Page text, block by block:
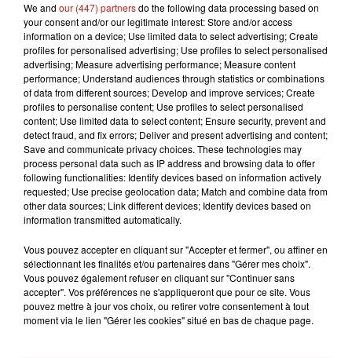
— Tours&moi (@villedetours)November 14, 2019
Musique
7 août 2026
Julien Lieb s’essaye à la vie de chatelain
dans son nouveau clip
7 août 2026
Madonna sort enfin le remix de « Love
Sensation » avec Kylie Minogue
We and our (447) partnersdo the following data processing based on
your consent and/or our legitimate interest: Store and/or access
information on a device; Use limited data to select advertising; Create
profiles for personalised advertising; Use profiles to select personalised
advertising; Measure advertising performance; Measure content
performance; Understand audiences through statistics or combinations
of data from different sources; Develop and improve services; Create
profiles to personalise content; Use profiles to select personalised
content; Use limited data to select content; Ensure security, prevent and
detect fraud, and fix errors; Deliver and present advertising and content;
Save and communicate privacy choices. These technologies may
process personal data such as IP address and browsing data to offer
following functionalities: Identify devices based on information actively
requested; Use precise geolocation data; Match and combine data from
other data sources; Link different devices; Identify devices based on
information transmitted automatically.
Vous pouvez accepter en cliquant sur "Accepter et fermer", ou affiner en
sélectionnant les finalités et/ou partenaires dans "Gérer mes choix".
Vous pouvez également refuser en cliquant sur "Continuer sans
accepter". Vos préférences ne s'appliqueront que pour ce site. Vous
pouvez mettre à jour vos choix, ou retirer votre consentement à tout
moment via le lien "Gérer les cookies" situé en bas de chaque page.